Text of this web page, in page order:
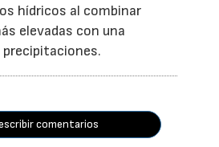
hídricos al combinar
elevadas con una
precipitaciones.
comentarios